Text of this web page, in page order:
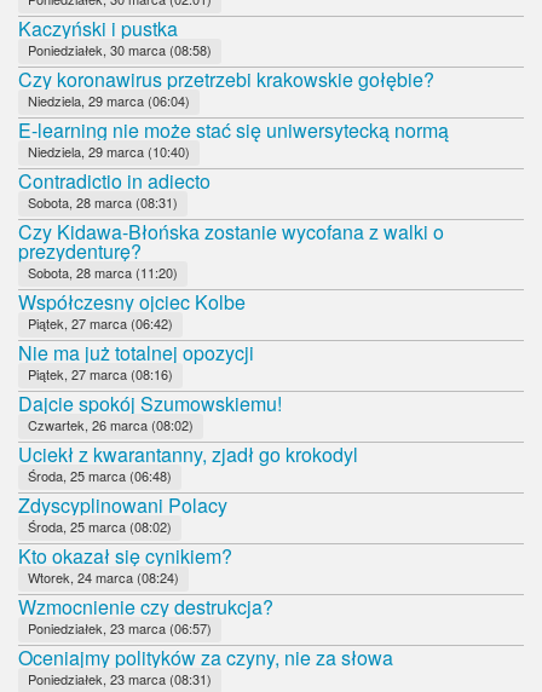
Kaczyński i pustka
Poniedziałek, 30 marca (08:58)
Czy koronawirus przetrzebi krakowskie gołębie?
Niedziela, 29 marca (06:04)
E-learning nie może stać się uniwersytecką normą
Niedziela, 29 marca (10:40)
Contradictio in adiecto
Sobota, 28 marca (08:31)
Czy Kidawa-Błońska zostanie wycofana z walki o
prezydenturę?
Sobota, 28 marca (11:20)
Współczesny ojciec Kolbe
Piątek, 27 marca (06:42)
Nie ma już totalnej opozycji
Piątek, 27 marca (08:16)
Dajcie spokój Szumowskiemu!
Czwartek, 26 marca (08:02)
Uciekł z kwarantanny, zjadł go krokodyl
Środa, 25 marca (06:48)
Zdyscyplinowani Polacy
Środa, 25 marca (08:02)
Kto okazał się cynikiem?
Wtorek, 24 marca (08:24)
Wzmocnienie czy destrukcja?
Poniedziałek, 23 marca (06:57)
Oceniajmy polityków za czyny, nie za słowa
Poniedziałek, 23 marca (08:31)